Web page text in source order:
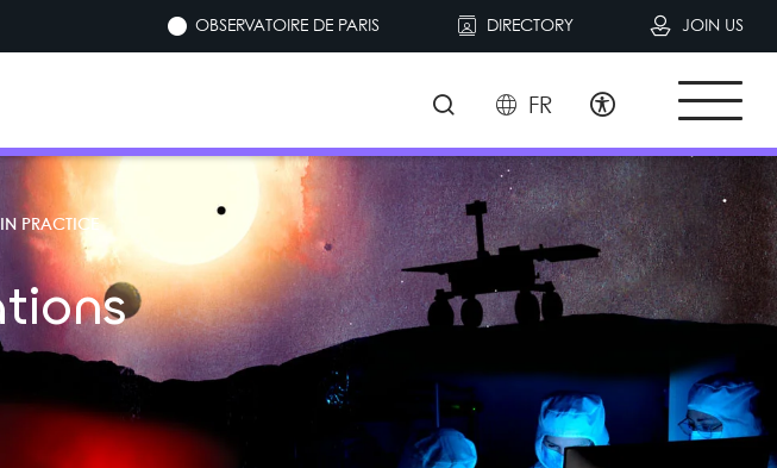
OBSERVATOIRE DE PARIS DIRECTORY JOIN US
FR
IN PRACTICE